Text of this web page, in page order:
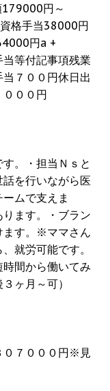
179000円～
格手当38000円
円a +
等付記事項残業
７００円休日出
００円
。・担当Ｎｓと
を行いながら医
ムで支えま
ます。・ブラン
ます。※ママさん
就労可能です。
間から働いてみ
ヶ月～可）
０７０００円※見